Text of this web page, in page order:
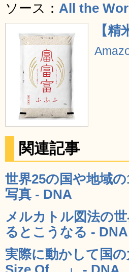
ソース： All the
【
関連記事
世界25の国や地域
写真 - DNA
メルカトル図法の
るとこうなる - DNA
実際に動かして国